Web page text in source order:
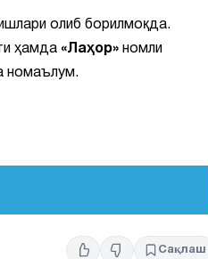
олиб борилмоқда.
ҳамда «Лаҳор» номли
номаълум.
Сақлаш